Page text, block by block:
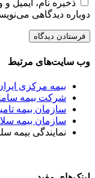
ذخیره نام، ایمیل
دوباره دیدگاهی
وب سایت‌های مرتبط
بیمه مرکزی
شرکت بیمه
سازمان بیمه
سازمان بیمه
نمایندگی بیمه